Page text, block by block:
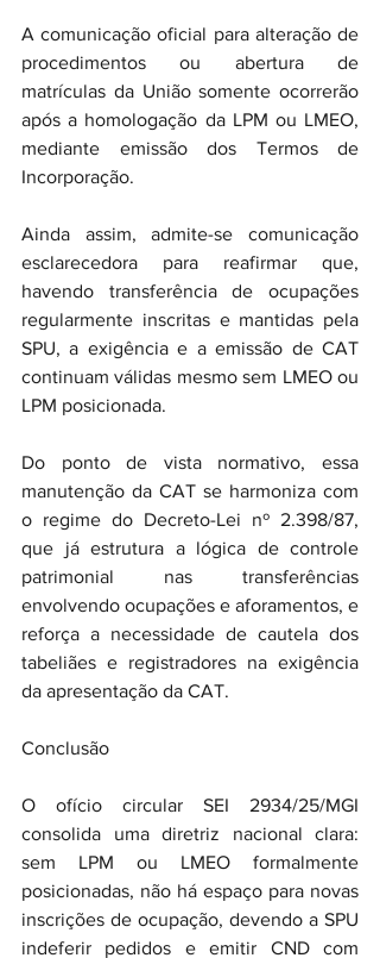
A comunicação oficial para alteração de
procedimentos ou abertura de
matrículas da União somente ocorrerão
após a homologação da LPM ou LMEO,
mediante emissão dos Termos de
Incorporação.
Ainda assim, admite-se comunicação
esclarecedora para reafirmar que,
havendo transferência de ocupações
regularmente inscritas e mantidas pela
SPU, a exigência e a emissão de CAT
continuam válidas mesmo sem LMEO ou
LPM posicionada.
Do ponto de vista normativo, essa
manutenção da CAT se harmoniza com
o regime do Decreto-Lei nº 2.398/87,
que já estrutura a lógica de controle
patrimonial nas transferências
envolvendo ocupações e aforamentos, e
reforça a necessidade de cautela dos
tabeliães e registradores na exigência
da apresentação da CAT.
Conclusão
O ofício circular SEI 2934/25/MGI
consolida uma diretriz nacional clara:
sem LPM ou LMEO formalmente
posicionadas, não há espaço para novas
inscrições de ocupação, devendo a SPU
indeferir pedidos e emitir CND com